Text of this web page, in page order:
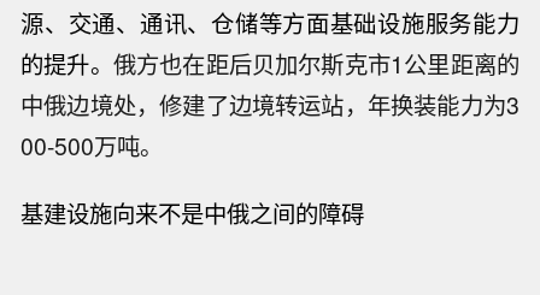
源、交通、通讯、仓储等方面基础设施服务能力
的提升。 俄方也在距后贝加尔斯克市1公里距离的
中俄边境处，修建了边境转运站，年换装能力为3
00-500万吨。
基建设施向来不是中俄之间的障碍